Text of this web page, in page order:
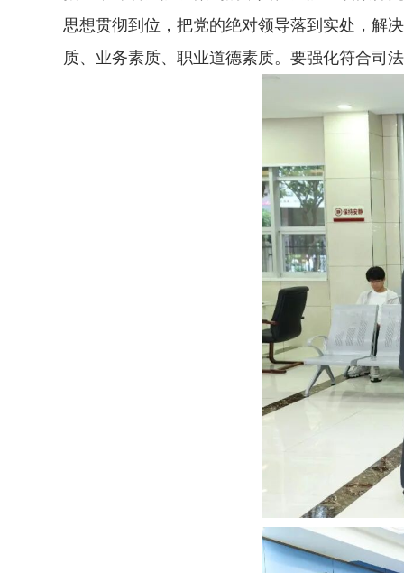
思想贯彻到位，把党的绝对领导落到实处，解
质、业务素质、职业道德素质。要强化符合司